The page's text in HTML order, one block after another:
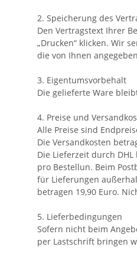
2. Speicherung des
Den Vertragstext Ihrer
„Drucken“ klicken. Wir
die von Ihnen
3. Eigentumsvorbehalt
Die gelieferte Ware
4. Preise und
Alle Preise sind
Die Versandkosten
Die Lieferzeit durch
pro Bestellun. Beim
für Lieferungen
betragen 19,90 Euro.
5. Lieferbedingungen
Sofern nicht beim
per Lastschrift bringen